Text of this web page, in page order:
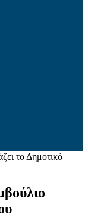
το Δημοτικό